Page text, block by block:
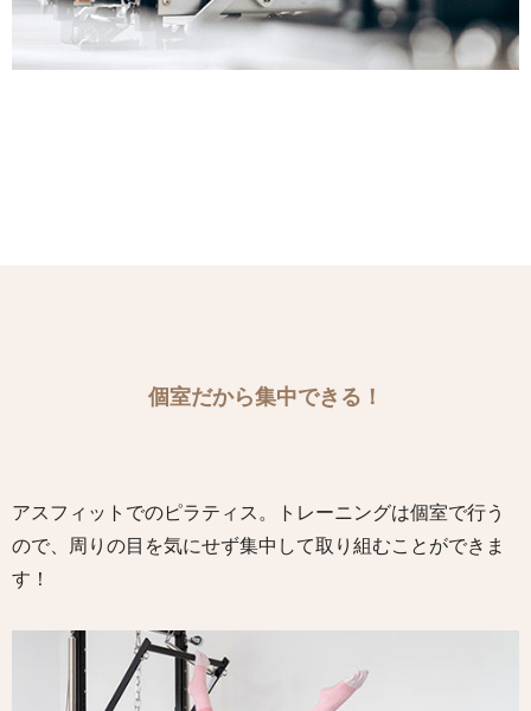
個室だから集中できる！
アスフィットでのピラティス。トレーニングは個室で行う
ので、周りの目を気にせず集中して取り組むことができま
す！